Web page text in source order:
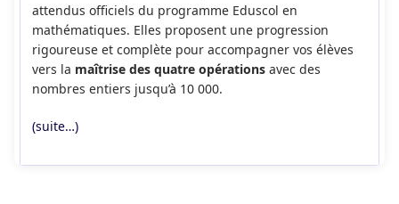
attendus officiels du programme Eduscol en
mathématiques. Elles proposent une progression
rigoureuse et complète pour accompagner vos élèves
vers la maîtrise des quatre opérationsavec des
nombres entiers jusqu’à 10 000.
(suite…)